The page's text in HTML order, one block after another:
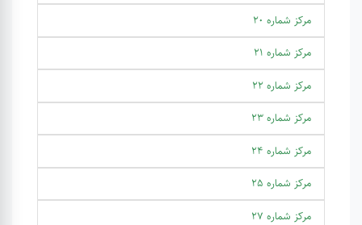
مرکز شماره 20
مرکز شماره 21
مرکز شماره 22
مرکز شماره 23
مرکز شماره 24
مرکز شماره 25
مرکز شماره 27